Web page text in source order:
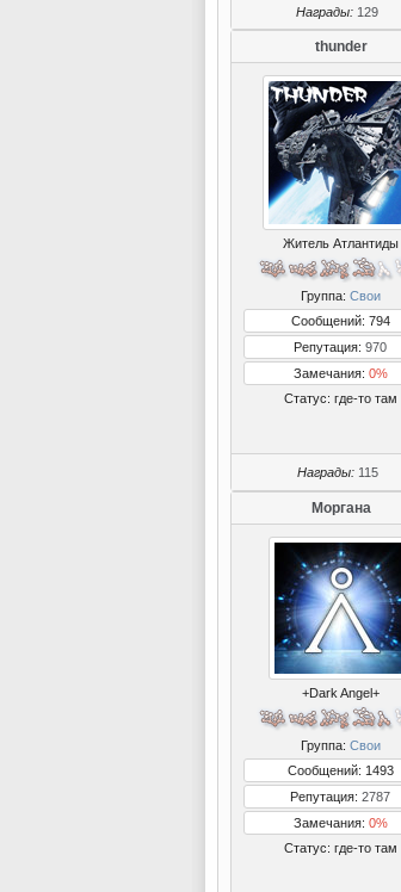
Награды: 129
thunder
Житель Атлантиды
Группа: Свои
Сообщений: 794
Репутация: 970
Замечания: 0%
Статус: где-то там
Награды: 115
Моргана
+Dark Angel+
Группа: Свои
Сообщений: 1493
Репутация: 2787
Замечания: 0%
Статус: где-то там